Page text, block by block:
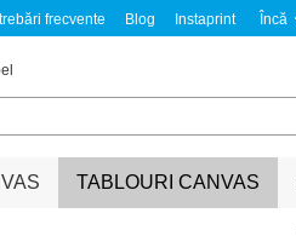
frecvente Blog Instaprint Încă
TABLOURI CANVAS